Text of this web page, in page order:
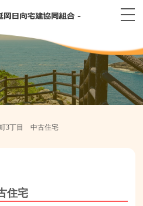
3丁目 中古住宅
住宅